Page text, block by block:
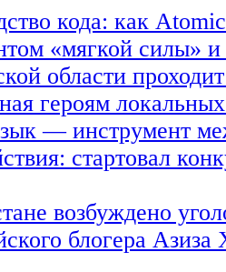
кода: как
«мягкой силы» и
области
героям
— инструмент
стартовал
возбуждено
блогера Азиза